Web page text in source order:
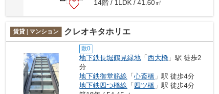
14階 / 1LDK / 41.60㎡
賃貸 | マンション クレオキタホリエ
敷0
地下鉄長堀鶴見緑地 「西大橋 」駅 徒歩2
分
地下鉄御堂筋線 「心斎橋 」駅 徒歩4分
地下鉄四つ橋線 「四ツ橋 」駅 徒歩4分